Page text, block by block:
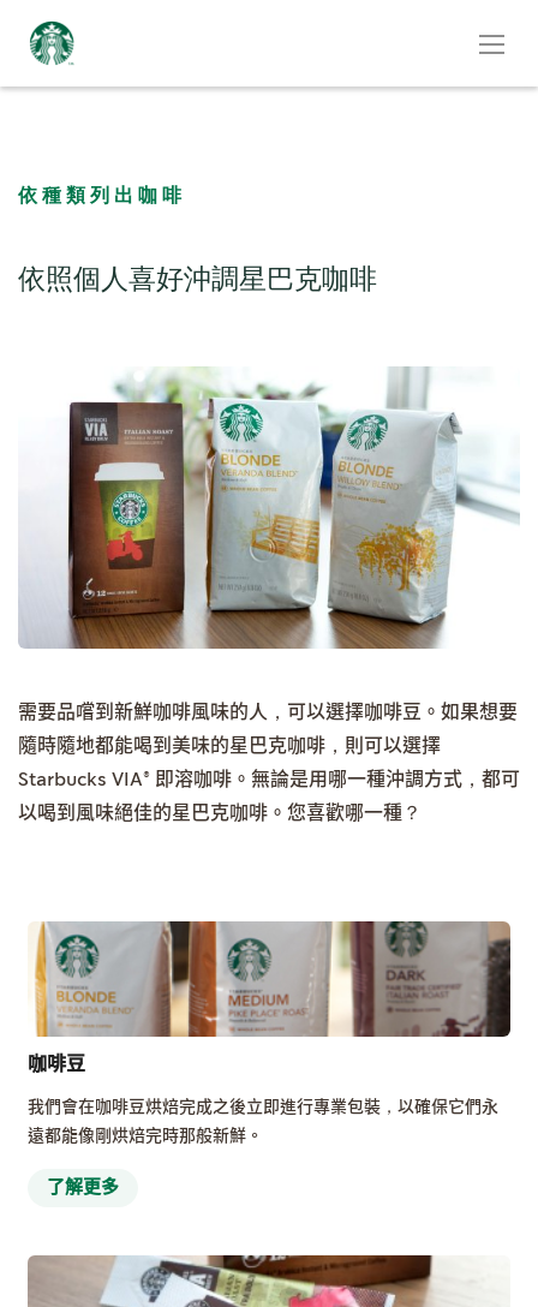
依種類列出咖啡
依照個人喜好沖調星巴克咖啡
需要品嚐到新鮮咖啡風味的人，可以選擇咖啡豆。如果想要
隨時隨地都能喝到美味的星巴克咖啡，則可以選擇
Starbucks VIA® 即溶咖啡。無論是用哪一種沖調方式，都可
以喝到風味絕佳的星巴克咖啡。您喜歡哪一種？
咖啡豆
我們會在咖啡豆烘焙完成之後立即進行專業包裝，以確保它們永
遠都能像剛烘焙完時那般新鮮。
了解更多